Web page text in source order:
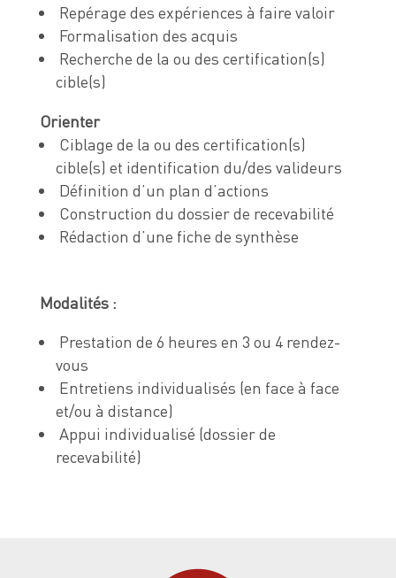
Repérage des expériences à faire valoir
Formalisation des acquis
Recherche de la ou des certification(s)
cible(s)
Orienter
Ciblage de la ou des certification(s)
cible(s) et identification du/des valideurs
Définition d’un plan d’actions
Construction du dossier de recevabilité
Rédaction d’une fiche de synthèse
Modalités :
Prestation de 6 heures en 3 ou 4 rendez-
vous
Entretiens individualisés (en face à face
et/ou à distance)
Appui individualisé (dossier de
recevabilité)